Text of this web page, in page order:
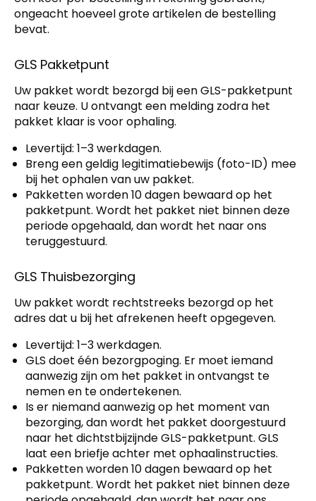
ongeacht hoeveel grote artikelen de bestelling
bevat.
GLS Pakketpunt
Uw pakket wordt bezorgd bij een GLS-pakketpunt
naar keuze. U ontvangt een melding zodra het
pakket klaar is voor ophaling.
Levertijd: 1–3 werkdagen.
Breng een geldig legitimatiebewijs (foto-ID) mee
bij het ophalen van uw pakket.
Pakketten worden 10 dagen bewaard op het
pakketpunt. Wordt het pakket niet binnen deze
periode opgehaald, dan wordt het naar ons
teruggestuurd.
GLS Thuisbezorging
Uw pakket wordt rechtstreeks bezorgd op het
adres dat u bij het afrekenen heeft opgegeven.
Levertijd: 1–3 werkdagen.
GLS doet één bezorgpoging. Er moet iemand
aanwezig zijn om het pakket in ontvangst te
nemen en te ondertekenen.
Is er niemand aanwezig op het moment van
bezorging, dan wordt het pakket doorgestuurd
naar het dichtstbijzijnde GLS-pakketpunt. GLS
laat een briefje achter met ophaalinstructies.
Pakketten worden 10 dagen bewaard op het
pakketpunt. Wordt het pakket niet binnen deze